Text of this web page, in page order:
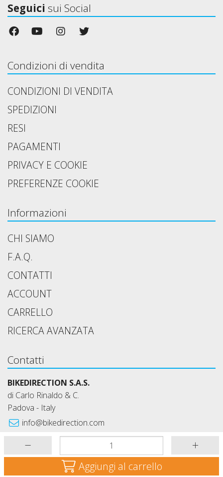
Aggiungi al carrello
Seguici sui Social
Condizioni di vendita
CONDIZIONI DI VENDITA
SPEDIZIONI
RESI
PAGAMENTI
PRIVACY E COOKIE
PREFERENZE COOKIE
Informazioni
CHI SIAMO
F.A.Q.
CONTATTI
ACCOUNT
CARRELLO
RICERCA AVANZATA
Contatti
BIKEDIRECTION S.A.S.
di Carlo Rinaldo & C.
Padova - Italy
info@bikedirection.com
+39 349 6626752
lun.-ven. 9:00-12:30 e 14:00-18:00
BIKE DIRECTION © 2026 - IL TUO NEGOZIO DI COMPONENTI E